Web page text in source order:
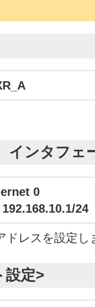
インタフェ
0
24
ドレスを設定し
設定>